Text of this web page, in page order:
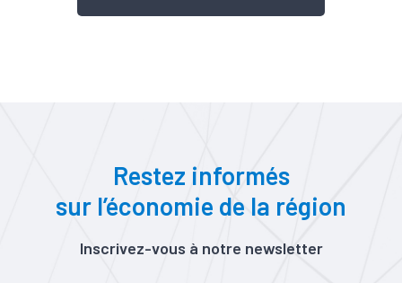
Restez informés
sur l’économie de la région
Inscrivez-vous à notre newsletter